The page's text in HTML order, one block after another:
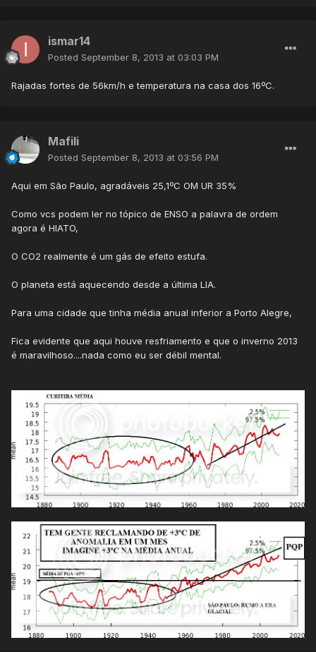
ismar14
Posted September 8, 2013 at 03:03 PM
Rajadas fortes de 56km/h e temperatura na casa dos 16ºC.
Mafili
Posted September 8, 2013 at 03:56 PM
Aqui em São Paulo, agradáveis 25,1ºC OM UR 35%
Como vcs podem ler no tópico de ENSO a palavra de ordem
agora é HIATO,
O CO2 realmente é um gás de efeito estufa.
O planeta está aquecendo desde a última LIA.
Para uma cidade que tinha média anual inferior a Porto Alegre,
Fica evidente que aqui houve resfriamento e que o inverno 2013
é maravilhoso....nada como eu ser débil mental.